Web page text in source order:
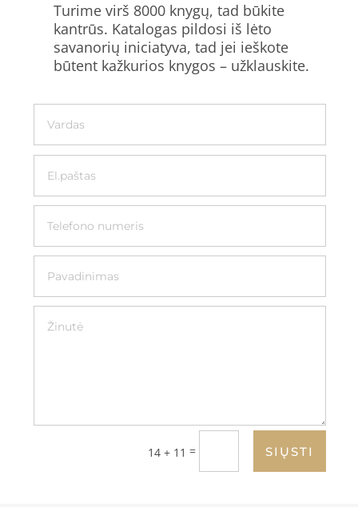
Turime virš 8000 knygų, tad būkite
kantrūs. Katalogas pildosi iš lėto
savanorių iniciatyva, tad jei ieškote
būtent kažkurios knygos – užklauskite.
14 + 11 = SIŲSTI